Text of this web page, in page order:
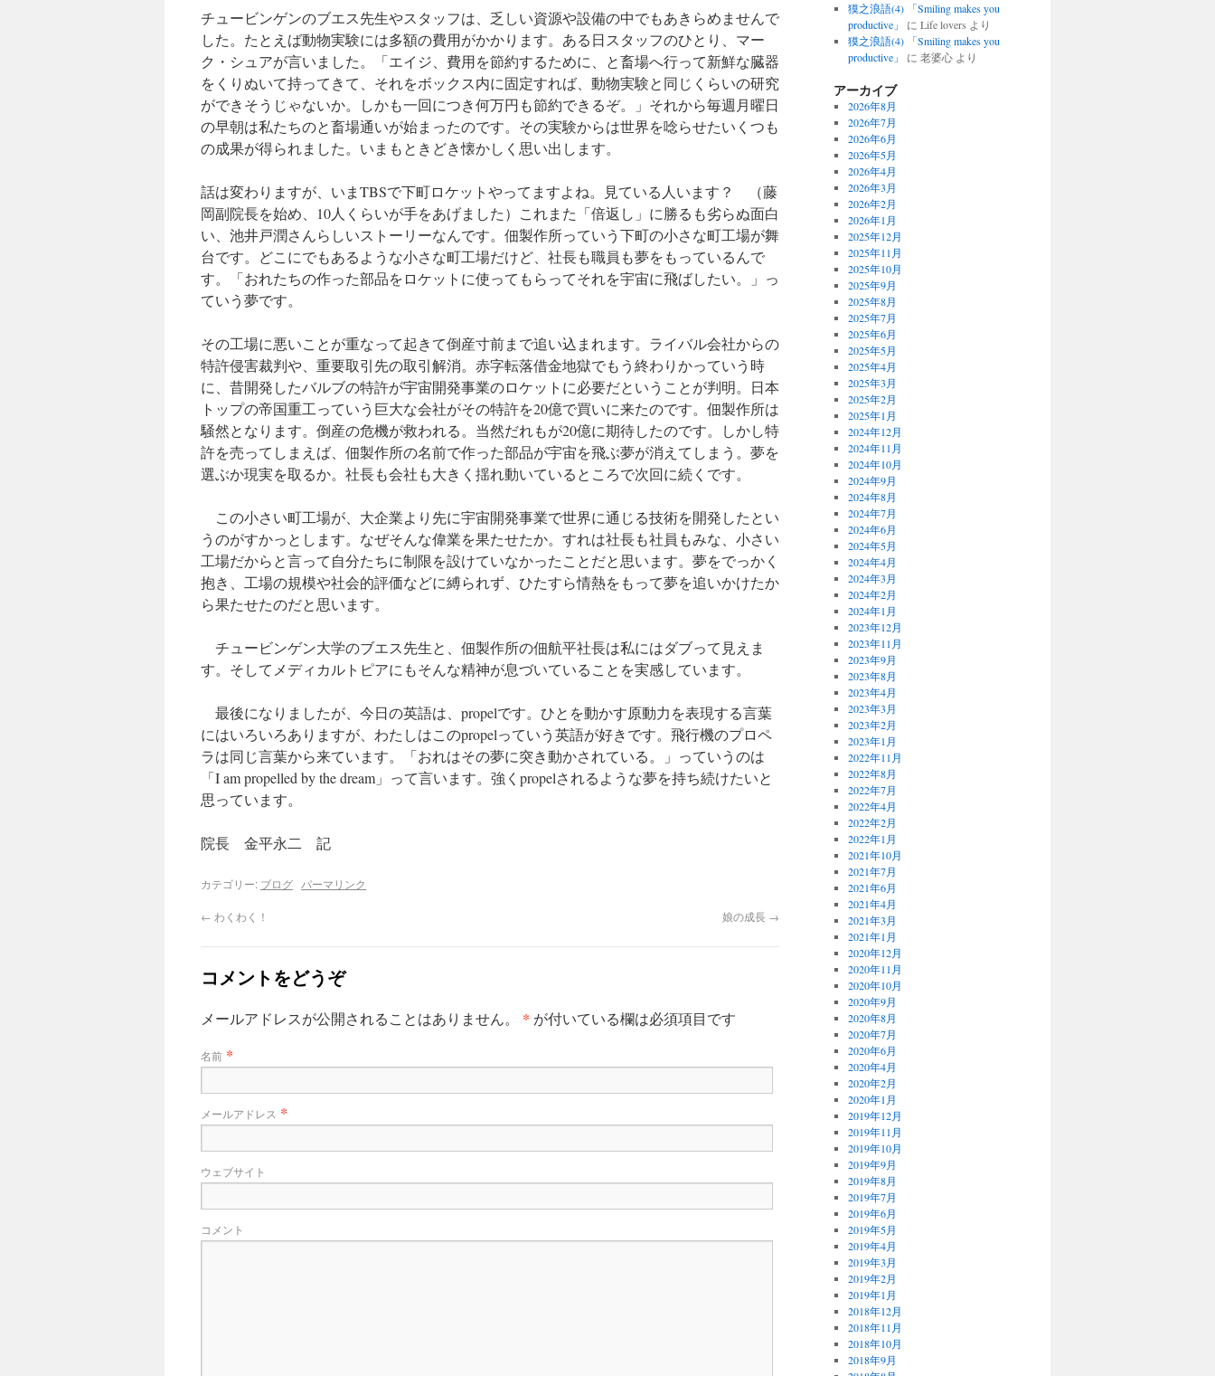
チュービンゲンのブエス先生やスタッフは、乏しい資源や設備の中でもあきらめませんで
した。たとえば動物実験には多額の費用がかかります。ある日スタッフのひとり、マー
ク・シュアが言いました。「エイジ、費用を節約するために、と畜場へ行って新鮮な臓器
をくりぬいて持ってきて、それをボックス内に固定すれば、動物実験と同じくらいの研究
ができそうじゃないか。しかも一回につき何万円も節約できるぞ。」それから毎週月曜日
の早朝は私たちのと畜場通いが始まったのです。その実験からは世界を唸らせたいくつも
の成果が得られました。いまもときどき懐かしく思い出します。
話は変わりますが、いまTBSで下町ロケットやってますよね。見ている人います？ （藤
岡副院長を始め、10人くらいが手をあげました）これまた「倍返し」に勝るも劣らぬ面白
い、池井戸潤さんらしいストーリーなんです。佃製作所っていう下町の小さな町工場が舞
台です。どこにでもあるような小さな町工場だけど、社長も職員も夢をもっているんで
す。「おれたちの作った部品をロケットに使ってもらってそれを宇宙に飛ばしたい。」っ
ていう夢です。
その工場に悪いことが重なって起きて倒産寸前まで追い込まれます。ライバル会社からの
特許侵害裁判や、重要取引先の取引解消。赤字転落借金地獄でもう終わりかっていう時
に、昔開発したバルブの特許が宇宙開発事業のロケットに必要だということが判明。日本
トップの帝国重工っていう巨大な会社がその特許を20億で買いに来たのです。佃製作所は
騒然となります。倒産の危機が救われる。当然だれもが20億に期待したのです。しかし特
許を売ってしまえば、佃製作所の名前で作った部品が宇宙を飛ぶ夢が消えてしまう。夢を
選ぶか現実を取るか。社長も会社も大きく揺れ動いているところで次回に続くです。
この小さい町工場が、大企業より先に宇宙開発事業で世界に通じる技術を開発したとい
うのがすかっとします。なぜそんな偉業を果たせたか。すれは社長も社員もみな、小さい
工場だからと言って自分たちに制限を設けていなかったことだと思います。夢をでっかく
抱き、工場の規模や社会的評価などに縛られず、ひたすら情熱をもって夢を追いかけたか
ら果たせたのだと思います。
チュービンゲン大学のブエス先生と、佃製作所の佃航平社長は私にはダブって見えま
す。そしてメディカルトピアにもそんな精神が息づいていることを実感しています。
最後になりましたが、今日の英語は、propelです。ひとを動かす原動力を表現する言葉
にはいろいろありますが、わたしはこのpropelっていう英語が好きです。飛行機のプロペ
ラは同じ言葉から来ています。「おれはその夢に突き動かされている。」っていうのは
「I am propelled by the dream」って言います。強くpropelされるような夢を持ち続けたいと
思っています。
院長 金平永二 記
カテゴリー: ブログ パーマリンク
← わくわく！ 娘の成長 →
コメントをどうぞ
メールアドレスが公開されることはありません。 * が付いている欄は必須項目です
名前 *
メールアドレス *
ウェブサイト
コメント
獏之浪語(4) 「Smiling makes you
productive」
に Life lovers より
獏之浪語(4) 「Smiling makes you
productive」
に 老婆心 より
アーカイブ
2026年8月
2026年7月
2026年6月
2026年5月
2026年4月
2026年3月
2026年2月
2026年1月
2025年12月
2025年11月
2025年10月
2025年9月
2025年8月
2025年7月
2025年6月
2025年5月
2025年4月
2025年3月
2025年2月
2025年1月
2024年12月
2024年11月
2024年10月
2024年9月
2024年8月
2024年7月
2024年6月
2024年5月
2024年4月
2024年3月
2024年2月
2024年1月
2023年12月
2023年11月
2023年9月
2023年8月
2023年4月
2023年3月
2023年2月
2023年1月
2022年11月
2022年8月
2022年7月
2022年4月
2022年2月
2022年1月
2021年10月
2021年7月
2021年6月
2021年4月
2021年3月
2021年1月
2020年12月
2020年11月
2020年10月
2020年9月
2020年8月
2020年7月
2020年6月
2020年4月
2020年2月
2020年1月
2019年12月
2019年11月
2019年10月
2019年9月
2019年8月
2019年7月
2019年6月
2019年5月
2019年4月
2019年3月
2019年2月
2019年1月
2018年12月
2018年11月
2018年10月
2018年9月